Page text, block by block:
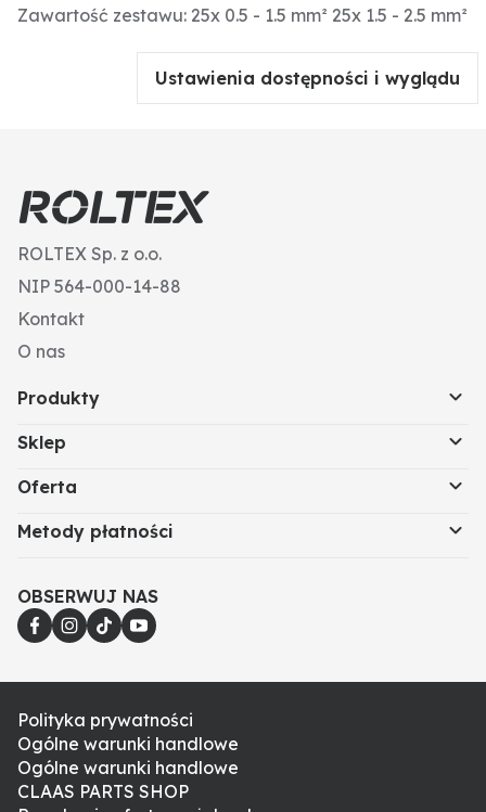
Zawartość zestawu: 25x 0.5 - 1.5 mm² 25x 1.5 - 2.5 mm²
Ustawienia dostępności i wyglądu
ROLTEX Sp. z o.o.
NIP 564-000-14-88
Kontakt
O nas
Produkty
Sklep
Oferta
Metody płatności
OBSERWUJ NAS
Polityka prywatności
Ogólne warunki handlowe
Ogólne warunki handlowe
CLAAS PARTS SHOP